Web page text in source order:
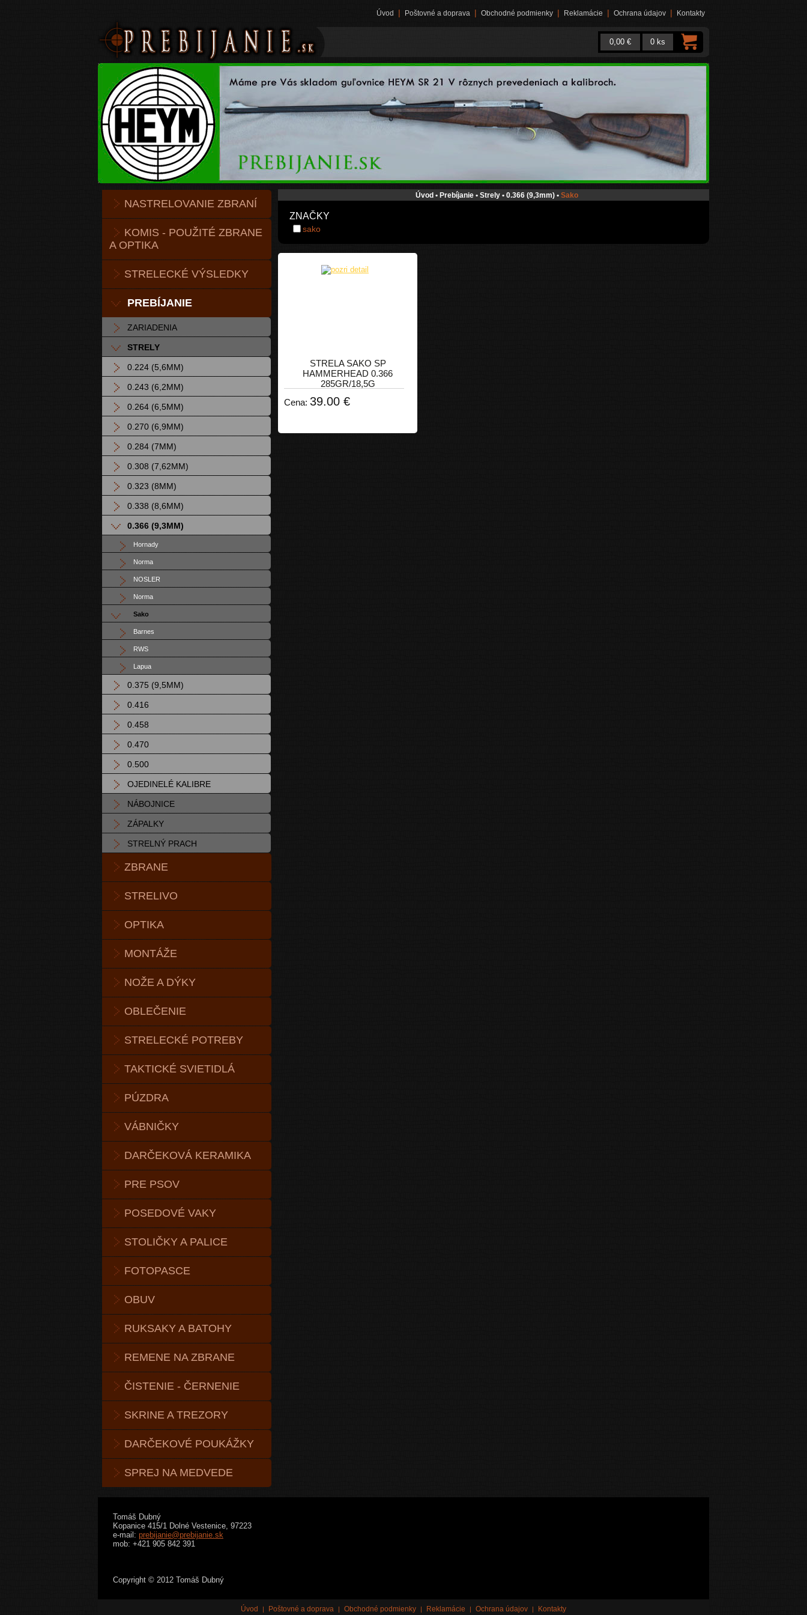
0,00 € 0 ks
Úvod | Poštovné a doprava | Obchodné podmienky | Reklamácie | Ochrana údajov | Kontakty
NASTRELOVANIE ZBRANÍ
KOMIS - POUŽITÉ ZBRANE
A OPTIKA
STRELECKÉ VÝSLEDKY
PREBÍJANIE
ZARIADENIA
STRELY
0.224 (5,6MM)
0.243 (6,2MM)
0.264 (6,5MM)
0.270 (6,9MM)
0.284 (7MM)
0.308 (7,62MM)
0.323 (8MM)
0.338 (8,6MM)
0.366 (9,3MM)
Hornady
Norma
NOSLER
Norma
Sako
Barnes
RWS
Lapua
0.375 (9,5MM)
0.416
0.458
0.470
0.500
OJEDINELÉ KALIBRE
NÁBOJNICE
ZÁPALKY
STRELNÝ PRACH
ZBRANE
STRELIVO
OPTIKA
MONTÁŽE
NOŽE A DÝKY
OBLEČENIE
STRELECKÉ POTREBY
TAKTICKÉ SVIETIDLÁ
PÚZDRA
VÁBNIČKY
DARČEKOVÁ KERAMIKA
PRE PSOV
POSEDOVÉ VAKY
STOLIČKY A PALICE
FOTOPASCE
OBUV
RUKSAKY A BATOHY
REMENE NA ZBRANE
ČISTENIE - ČERNENIE
SKRINE A TREZORY
DARČEKOVÉ POUKÁŽKY
SPREJ NA MEDVEDE
Úvod • Prebíjanie• Strely• 0.366 (9,3mm)• Sako
ZNAČKY
sako
STRELA SAKO SP
HAMMERHEAD 0.366
285GR/18,5G
Cena: 39.00 €
Tomáš Dubný
Kopanice 415/1 Dolné Vestenice, 97223
e-mail: prebijanie@prebijanie.sk
mob: +421 905 842 391
Copyright © 2012 Tomáš Dubný
Úvod | Poštovné a doprava | Obchodné podmienky | Reklamácie | Ochrana údajov | Kontakty